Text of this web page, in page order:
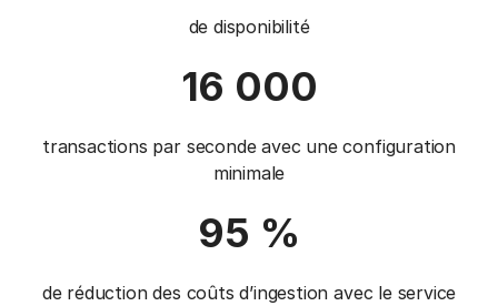
de disponibilité
16 000
transactions par seconde avec une configuration
minimale
95 %
de réduction des coûts d’ingestion avec le service